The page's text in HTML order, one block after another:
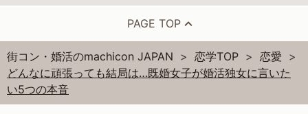
PAGE TOP
街コン・婚活のmachicon JAPAN 恋学TOP
恋愛
どんなに頑張っても結局は…既婚女子が婚活独女に言いた
い5つの本音